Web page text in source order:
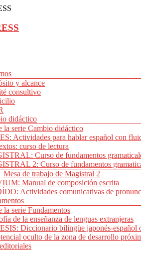
y alcance
consultivo
didáctico
la serie Cambio didáctico
Actividades para hablar español con
curso de lectura
Curso de fundamentos
2: Curso de fundamentos
Mesa de trabajo de Magistral 2
Manual de composición escrita
Actividades comunicativas de
la serie Fundamentos
de la enseñanza de lenguas extranjeras
Diccionario bilingüe japonés-español
oculto de la zona de desarrollo